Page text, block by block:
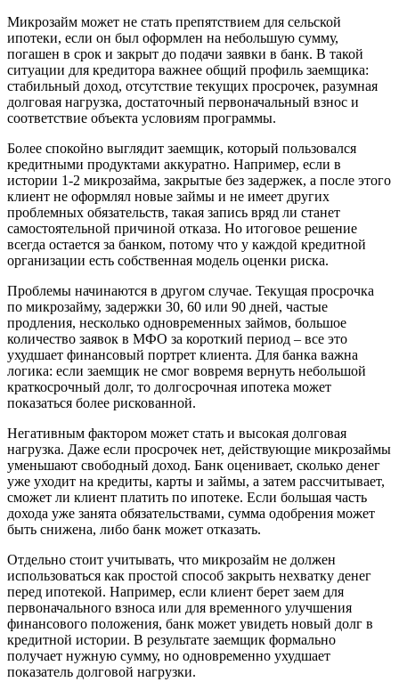
Микрозайм может не стать препятствием для сельской
ипотеки, если он был оформлен на небольшую сумму,
погашен в срок и закрыт до подачи заявки в банк. В такой
ситуации для кредитора важнее общий профиль заемщика:
стабильный доход, отсутствие текущих просрочек, разумная
долговая нагрузка, достаточный первоначальный взнос и
соответствие объекта условиям программы.
Более спокойно выглядит заемщик, который пользовался
кредитными продуктами аккуратно. Например, если в
истории 1-2 микрозайма, закрытые без задержек, а после этого
клиент не оформлял новые займы и не имеет других
проблемных обязательств, такая запись вряд ли станет
самостоятельной причиной отказа. Но итоговое решение
всегда остается за банком, потому что у каждой кредитной
организации есть собственная модель оценки риска.
Проблемы начинаются в другом случае. Текущая просрочка
по микрозайму, задержки 30, 60 или 90 дней, частые
продления, несколько одновременных займов, большое
количество заявок в МФО за короткий период – все это
ухудшает финансовый портрет клиента. Для банка важна
логика: если заемщик не смог вовремя вернуть небольшой
краткосрочный долг, то долгосрочная ипотека может
показаться более рискованной.
Негативным фактором может стать и высокая долговая
нагрузка. Даже если просрочек нет, действующие микрозаймы
уменьшают свободный доход. Банк оценивает, сколько денег
уже уходит на кредиты, карты и займы, а затем рассчитывает,
сможет ли клиент платить по ипотеке. Если большая часть
дохода уже занята обязательствами, сумма одобрения может
быть снижена, либо банк может отказать.
Отдельно стоит учитывать, что микрозайм не должен
использоваться как простой способ закрыть нехватку денег
перед ипотекой. Например, если клиент берет заем для
первоначального взноса или для временного улучшения
финансового положения, банк может увидеть новый долг в
кредитной истории. В результате заемщик формально
получает нужную сумму, но одновременно ухудшает
показатель долговой нагрузки.